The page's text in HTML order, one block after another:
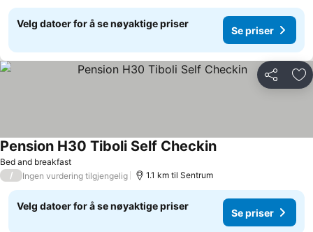
Velg datoer for å se nøyaktige priser
Se priser
Del
Bed and breakfast
Pension H30 Tiboli Self CheckinSe priser
/ Ingen vurdering tilgjengelig 1.1 km til Sentrum
Velg datoer for å se nøyaktige priser
Se priser